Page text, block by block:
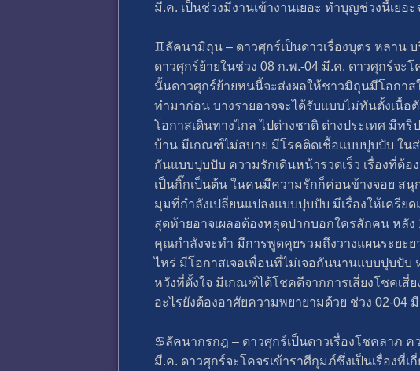
มี.ค. เป็นช่วงมีงานเข้างานเยอะ ทำบุญช่วงนี้เยอ
♊️ลัคนามิถุน – ดาวศุกร์เป็นดาวเรื่องบุตร หลาน
ดาวศุกร์ย้ายในช่วง 08 ก.พ.-04 มี.ค. ดาวศุกร์จะ
นั้นดาวศุกร์ย้ายหนนี้จะส่งผลให้ชาวมิถุนมีโอกา
ทำมาก่อน บางรายอาจจะได้รับแบบไม่ทันตั้งเนื้
โอกาสเดินทางไกล ไปต่างชาติ ต่างประเทศ มี
บ้าน มีเกณฑ์ไม่สบาย มีโรคติดเชื้อแบบปุบปับ ใน
กันแบบปุบปับ ความรักเดินหน้ารวดเร็ว เรื่องที่ต้
เป็นกิ๊กเป็นต้น ในคนมีความรักก็ค่อนข้างจอย สนุ
มุมที่กำลังเปลี่ยนแปลงแบบปุบปับ มีเรื่องให้เครี
สุดท้ายอาจเผลอต้องหลุดปากบอกใครสักคน หลั
คุณกำลังจะทำ มีการพูดคุยรวมถึงวางแผนระยะย
ไหร่ มีโอกาสเจอเพื่อนที่ไม่เจอกันนานแบบปุบปั
หวังที่ตั้งใจ มีเกณฑ์ได้โชคดีจากการเสี่ยงโชคเ
อะไรยังต้องอาศัยความพยายามด้วย ช่วง 02-04
♋️ลัคนากรกฎ – ดาวศุกร์เป็นดาวเรื่องโชคลาภ
มี.ค. ดาวศุกร์จะโคจรเข้าราศีกุมภ์ซึ่งเป็นเรื่องที่